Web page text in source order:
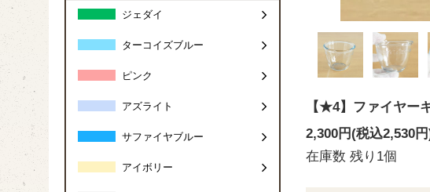
【★4】ファイヤー
2,300円(税込2,530
在庫数 残り1個
ジェダイ
ターコイズブルー
ピンク
アズライト
サファイヤブルー
アイボリー